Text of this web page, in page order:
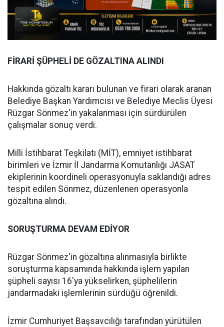
FİRARİ ŞÜPHELİ DE GÖZALTINA ALINDI
Hakkında gözaltı kararı bulunan ve firari olarak aranan
Belediye Başkan Yardımcısı ve Belediye Meclis Üyesi
Rüzgar Sönmez'in yakalanması için sürdürülen
çalışmalar sonuç verdi.
Milli İstihbarat Teşkilatı (MİT), emniyet istihbarat
birimleri ve İzmir İl Jandarma Komutanlığı JASAT
ekiplerinin koordineli operasyonuyla saklandığı adres
tespit edilen Sönmez, düzenlenen operasyonla
gözaltına alındı.
SORUŞTURMA DEVAM EDİYOR
Rüzgar Sönmez'in gözaltına alınmasıyla birlikte
soruşturma kapsamında hakkında işlem yapılan
şüpheli sayısı 16'ya yükselirken, şüphelilerin
jandarmadaki işlemlerinin sürdüğü öğrenildi.
İzmir Cumhuriyet Başsavcılığı tarafından yürütülen